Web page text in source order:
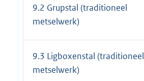
9.2 Grupstal (traditioneel
metselwerk)
9.3 Ligboxenstal (traditioneel
metselwerk)